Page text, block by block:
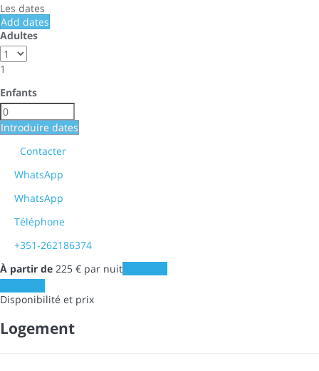
Les dates
Add dates
Adultes
1
Enfants
Introduire dates
Contacter
WhatsApp
WhatsApp
Téléphone
+351-262186374
À partir de 225 € par nuit
Disponibilité et prix
Logement